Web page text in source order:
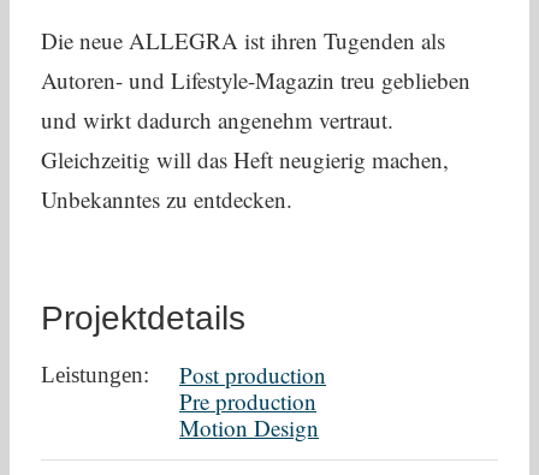
Die neue ALLEGRA ist ihren Tugenden als
Autoren- und Lifestyle-Magazin treu geblieben
und wirkt dadurch angenehm vertraut.
Gleichzeitig will das Heft neugierig machen,
Unbekanntes zu entdecken.
Projektdetails
Leistungen:
Post production
Pre production
Motion Design